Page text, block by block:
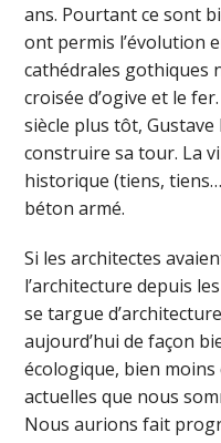
ans. Pourtant ce sont
ont permis l’évolution
cathédrales gothiques
croisée d’ogive et le
siècle plus tôt, Gustave
construire sa tour. La
historique (tiens,
béton armé.
Si les architectes
l’architecture depuis
se targue
aujourd’hui de façon
écologique, bien
actuelles que nous
Nous aurions fait